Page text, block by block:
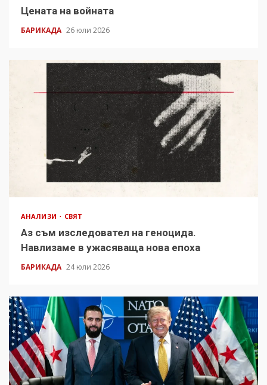
Цената на войната
БАРИКАДА 26 юли 2026
АНАЛИЗИ СВЯТ
Аз съм изследовател на геноцида.
Навлизаме в ужасяваща нова епоха
БАРИКАДА 24 юли 2026